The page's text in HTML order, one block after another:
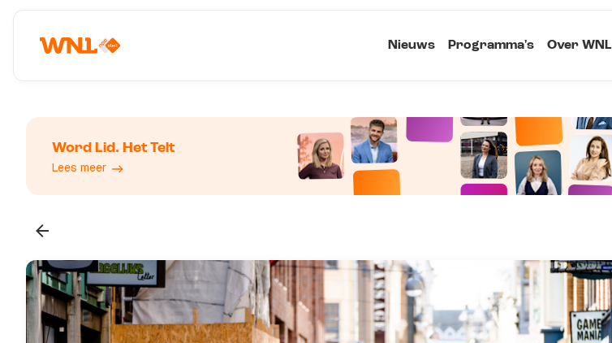
Nieuws Programma's Over WNL
Word Lid. Het Telt
Lees meer